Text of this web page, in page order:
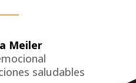
Meiler
saludables